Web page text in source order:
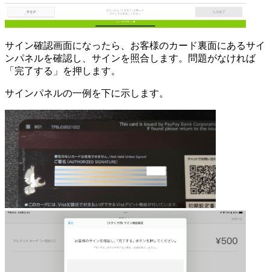
サイン確認画面になったら、お客様のカード裏面にあるサイ
ンパネルを確認し、サインを照合します。問題がなければ
「完了する」を押します。
サインパネルの一例を下に示します。